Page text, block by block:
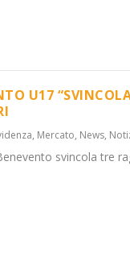
U17
, Mercato, News,
svincola tre